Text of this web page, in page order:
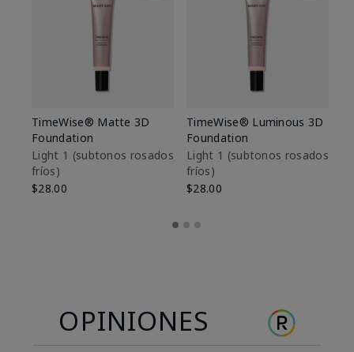
TimeWise® Matte 3D
Foundation
Light 1​ (subtonos rosados
fríos)
$28.00
TimeWise® Luminous 3D
Foundation
Light 1​ (subtonos rosados
fríos)
$28.00
OPINIONES